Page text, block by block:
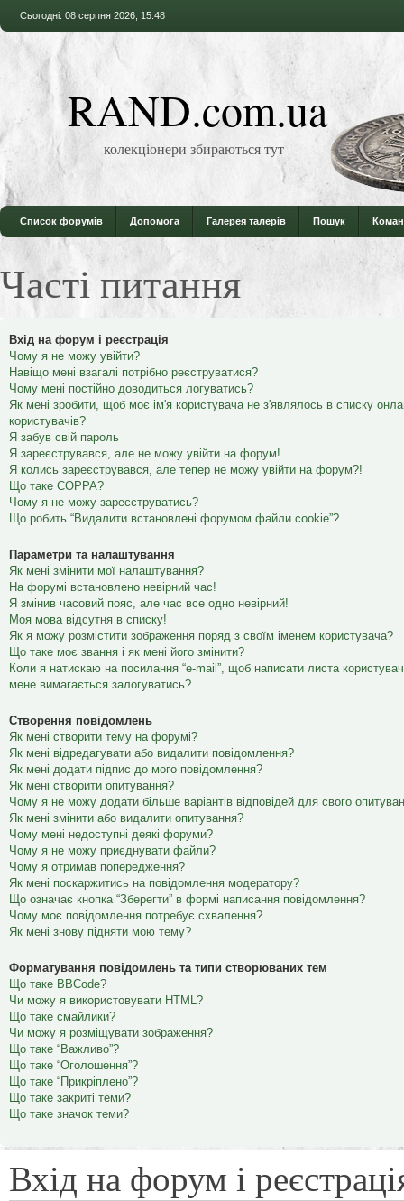
Сьогодні: 08 серпня 2026, 15:48
RAND.com.ua
колекціонери збираються тут
Список форумів Допомога Галерея талерів Пошук
Часті питання
Вхід на форум і реєстрація
Чому я не можу увійти?
Навіщо мені взагалі потрібно реєструватися?
Чому мені постійно доводиться логуватись?
Як мені зробити, щоб моє ім'я користувача не з'являлось в списку
користувачів?
Я забув свій пароль
Я зареєструвався, але не можу увійти на форум!
Я колись зареєструвався, але тепер не можу увійти на форум?!
Що таке COPPA?
Чому я не можу зареєструватись?
Що робить “Видалити встановлені форумом файли cookie”?
Параметри та налаштування
Як мені змінити мої налаштування?
На форумі встановлено невірний час!
Я змінив часовий пояс, але час все одно невірний!
Моя мова відсутня в списку!
Як я можу розмістити зображення поряд з своїм іменем користувача?
Що таке моє звання і як мені його змінити?
Коли я натискаю на посилання “e-mail”, щоб написати листа
мене вимагається залогуватись?
Створення повідомлень
Як мені створити тему на форумі?
Як мені відредагувати або видалити повідомлення?
Як мені додати підпис до мого повідомлення?
Як мені створити опитування?
Чому я не можу додати більше варіантів відповідей для свого
Як мені змінити або видалити опитування?
Чому мені недоступні деякі форуми?
Чому я не можу приєднувати файли?
Чому я отримав попередження?
Як мені поскаржитись на повідомлення модератору?
Що означає кнопка “Зберегти” в формі написання повідомлення?
Чому моє повідомлення потребує схвалення?
Як мені знову підняти мою тему?
Форматування повідомлень та типи створюваних тем
Що таке BBCode?
Чи можу я використовувати HTML?
Що таке смайлики?
Чи можу я розміщувати зображення?
Що таке “Важливо”?
Що таке “Оголошення”?
Що таке “Прикріплено”?
Що таке закриті теми?
Що таке значок теми?
Вхід на форум і